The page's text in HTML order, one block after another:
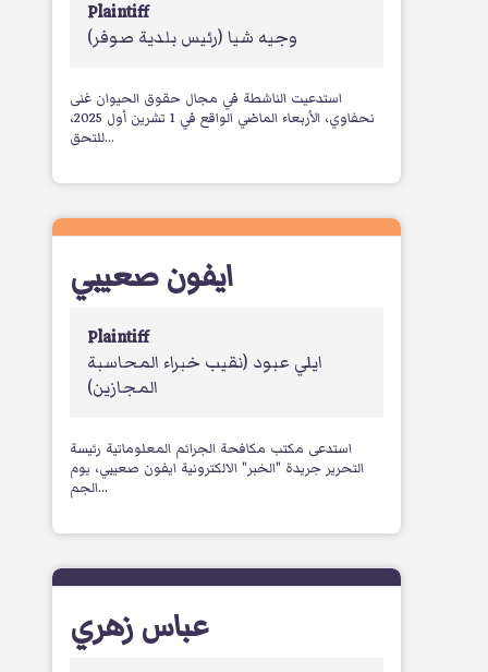
Plaintiff
وجيه شيا (رئيس بلدية صوفر)
استدعيت الناشطة في مجال حقوق الحيوان غنى
نحفاوي، الأربعاء الماضي الواقع في 1 تشرين أول 2025،
للتحق...
ايفون صعيبي
Plaintiff
ايلي عبود (نقيب خبراء المحاسبة
المجازين)
استدعى مكتب مكافحة الجرائم المعلوماتية رئيسة
التحرير جريدة "الخبر" الالكترونية ايفون صعيبي، يوم
الجم...
عباس زهري